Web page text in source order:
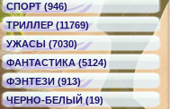
СПОРТ (946)
ТРИЛЛЕР (11769)
УЖАСЫ (7030)
ФАНТАСТИКА (5124)
ФЭНТЕЗИ (913)
ЧЕРНО-БЕЛЫЙ (19)